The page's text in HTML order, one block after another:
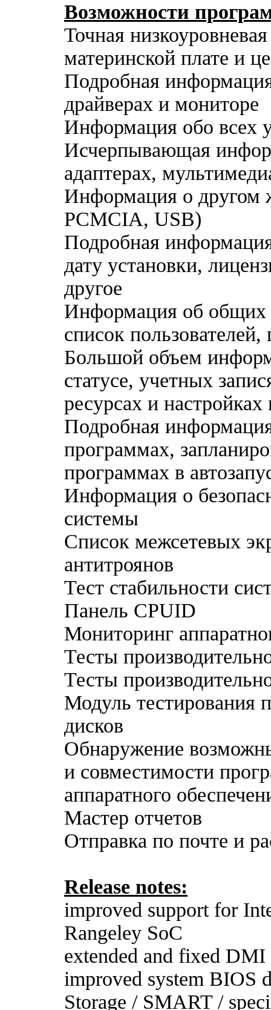
Возможности
Точная
материнской плате и
Подробная
драйверах и мониторе
Информация обо всех
Исчерпывающая
адаптерах,
Информация о другом
PCMCIA, USB)
Подробная
дату установки,
другое
Информация об общих
список
Большой объем
статусе, учетных
ресурсах и настройках
Подробная
программах,
программах в
Информация о
системы
Список межсетевых
антитроянов
Тест стабильности
Панель CPUID
Мониторинг
Тесты
Тесты
Модуль тестирования
дисков
Обнаружение
и совместимости
аппаратного
Мастер отчетов
Отправка по почте и
Release notes:
improved support for
Rangeley SoC
extended and fixed
improved system BIOS
Storage / SMART /